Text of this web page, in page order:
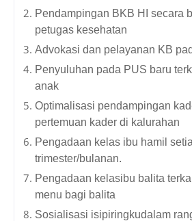
Pendampingan BKB HI secara
petugas kesehatan
Advokasi dan pelayanan KB
Penyuluhan pada PUS baru
anak
Optimalisasi pendampingan
pertemuan kader di kalurahan
Pengadaan kelas ibu hamil
trimester/bulanan.
Pengadaan kelasibu balita
menu bagi balita
Sosialisasi isipiringkudalam